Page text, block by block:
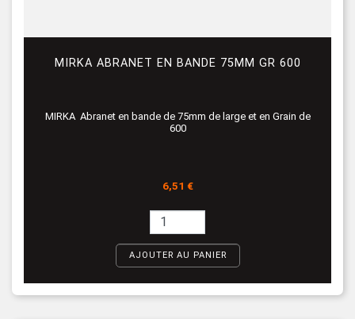
MIRKA ABRANET EN BANDE 75MM GR 600
MIRKA Abranet en bande de 75mm de large et en Grain de
600
Prix
6,51 €
AJOUTER AU PANIER